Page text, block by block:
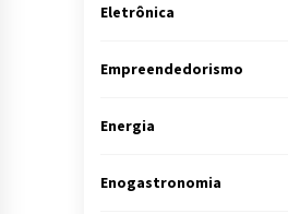
Eletrônica
Empreendedorismo
Energia
Enogastronomia